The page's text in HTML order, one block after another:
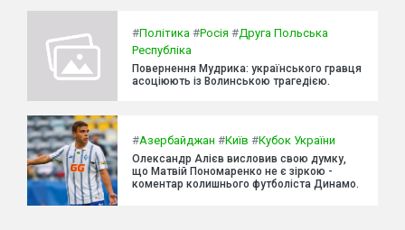
#Політика #Росія #Друга Польська
Республіка
Повернення Мудрика: українського гравця
асоціюють із Волинською трагедією.
#Азербайджан #Київ #Кубок України
Олександр Алієв висловив свою думку,
що Матвій Пономаренко не є зіркою -
коментар колишнього футболіста Динамо.